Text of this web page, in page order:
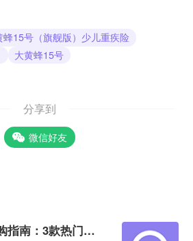
蜂15号（旗舰版）少儿重疾险
大黄蜂15号
分享到
微信好友
2026成人重疾险选购指南：3款热门产品全面测评